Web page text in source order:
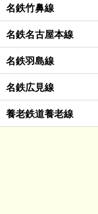
名鉄竹鼻線
名鉄名古屋本線
名鉄羽島線
名鉄広見線
養老鉄道養老線